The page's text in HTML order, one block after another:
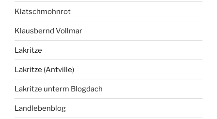
Klatschmohnrot
Klausbernd Vollmar
Lakritze
Lakritze (Antville)
Lakritze unterm Blogdach
Landlebenblog